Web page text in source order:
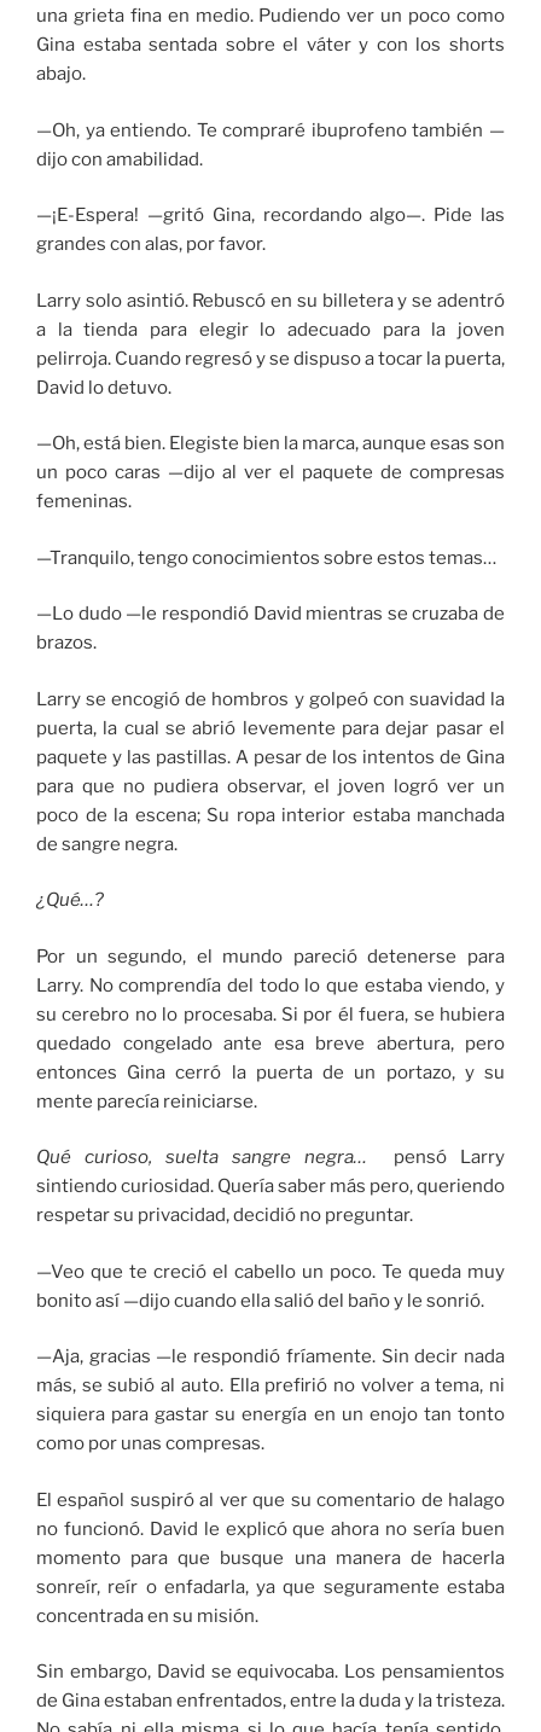
una grieta fina en medio. Pudiendo ver un poco como
Gina estaba sentada sobre el váter y con los shorts
abajo.
—Oh, ya entiendo. Te compraré ibuprofeno también —
dijo con amabilidad.
—¡E-Espera! —gritó Gina, recordando algo—. Pide las
grandes con alas, por favor.
Larry solo asintió. Rebuscó en su billetera y se adentró
a la tienda para elegir lo adecuado para la joven
pelirroja. Cuando regresó y se dispuso a tocar la puerta,
David lo detuvo.
—Oh, está bien. Elegiste bien la marca, aunque esas son
un poco caras —dijo al ver el paquete de compresas
femeninas.
—Tranquilo, tengo conocimientos sobre estos temas…
—Lo dudo —le respondió David mientras se cruzaba de
brazos.
Larry se encogió de hombros y golpeó con suavidad la
puerta, la cual se abrió levemente para dejar pasar el
paquete y las pastillas. A pesar de los intentos de Gina
para que no pudiera observar, el joven logró ver un
poco de la escena; Su ropa interior estaba manchada
de sangre negra.
¿Qué…?
Por un segundo, el mundo pareció detenerse para
Larry. No comprendía del todo lo que estaba viendo, y
su cerebro no lo procesaba. Si por él fuera, se hubiera
quedado congelado ante esa breve abertura, pero
entonces Gina cerró la puerta de un portazo, y su
mente parecía reiniciarse.
Qué curioso, suelta sangre negra…
pensó Larry
sintiendo curiosidad. Quería saber más pero, queriendo
respetar su privacidad, decidió no preguntar.
—Veo que te creció el cabello un poco. Te queda muy
bonito así —dijo cuando ella salió del baño y le sonrió.
—Aja, gracias —le respondió fríamente. Sin decir nada
más, se subió al auto. Ella prefirió no volver a tema, ni
siquiera para gastar su energía en un enojo tan tonto
como por unas compresas.
El español suspiró al ver que su comentario de halago
no funcionó. David le explicó que ahora no sería buen
momento para que busque una manera de hacerla
sonreír, reír o enfadarla, ya que seguramente estaba
concentrada en su misión.
Sin embargo, David se equivocaba. Los pensamientos
de Gina estaban enfrentados, entre la duda y la tristeza.